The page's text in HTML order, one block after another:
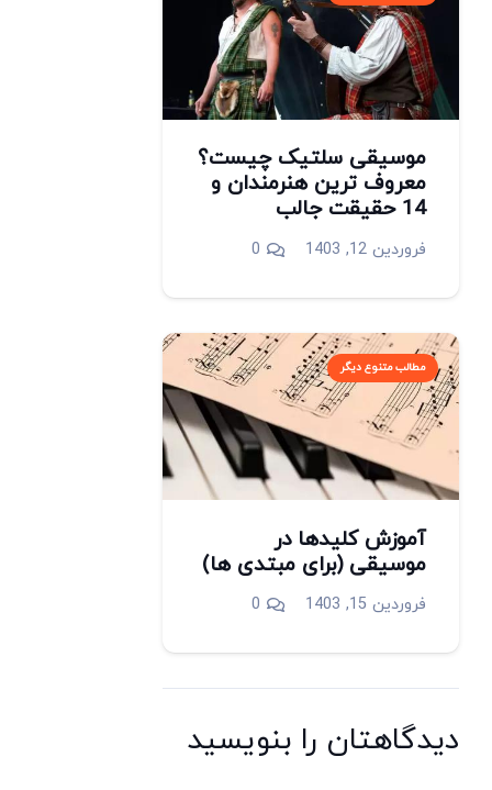
موسیقی سلتیک چیست؟
معروف ترین هنرمندان و
14 حقیقت جالب
فروردین 12, 1403 0
مطالب متنوع دیگر
آموزش کلیدها در
موسیقی (برای مبتدی ها)
فروردین 15, 1403 0
دیدگاهتان را بنویسید